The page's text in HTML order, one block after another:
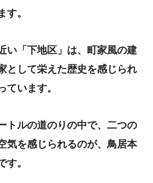
す。
い「下地区」は、町家風の建
として栄えた歴史を感じられ
ています。
トルの道のりの中で、二つの
気を感じられるのが、鳥居本
す。